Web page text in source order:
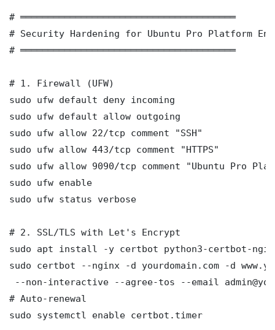
# ═══════════════════════════════════════
# Security Hardening for Ubuntu Pro Platform
# ═══════════════════════════════════════
# 1. Firewall (UFW)
sudo ufw default deny incoming
sudo ufw default allow outgoing
sudo ufw allow 22/tcp comment "SSH"
sudo ufw allow 443/tcp comment "HTTPS"
sudo ufw allow 9090/tcp comment "Ubuntu Pro
sudo ufw enable
sudo ufw status verbose
# 2. SSL/TLS with Let's Encrypt
sudo apt install -y certbot python3-certbot-
sudo certbot --nginx -d yourdomain.com -d
--non-interactive --agree-tos --email
# Auto-renewal
sudo systemctl enable certbot.timer